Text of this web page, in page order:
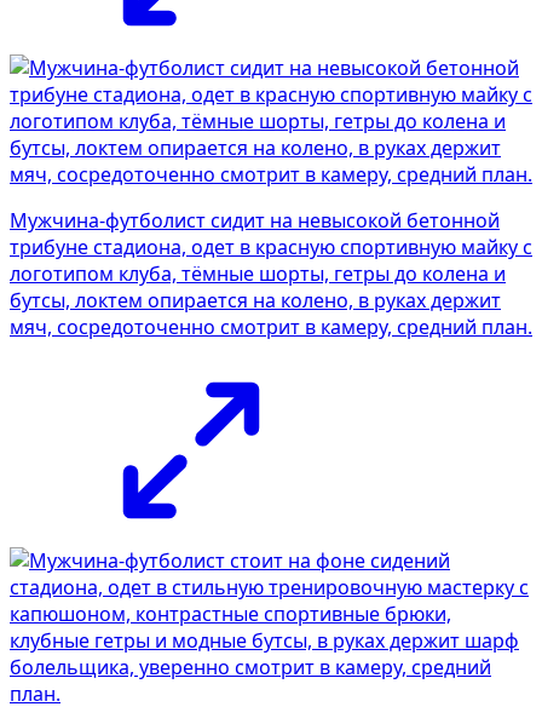
Мужчина-футболист сидит на невысокой бетонной
трибуне стадиона, одет в красную спортивную майку с
логотипом клуба, тёмные шорты, гетры до колена и
бутсы, локтем опирается на колено, в руках держит
мяч, сосредоточенно смотрит в камеру, средний план.